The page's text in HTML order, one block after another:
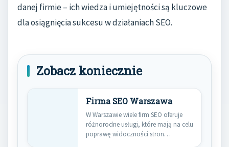
danej firmie – ich wiedza i umiejętności są kluczowe
dla osiągnięcia sukcesu w działaniach SEO.
Zobacz koniecznie
Firma SEO Warszawa
W Warszawie wiele firm SEO oferuje
różnorodne usługi, które mają na celu
poprawę widoczności stron…